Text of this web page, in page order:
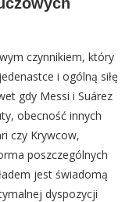
czynnikiem, który
i ogólną siłę
gdy Messi i Suárez
obecność innych
czy Krywcow,
poszczególnych
jest świadomą
dyspozycji